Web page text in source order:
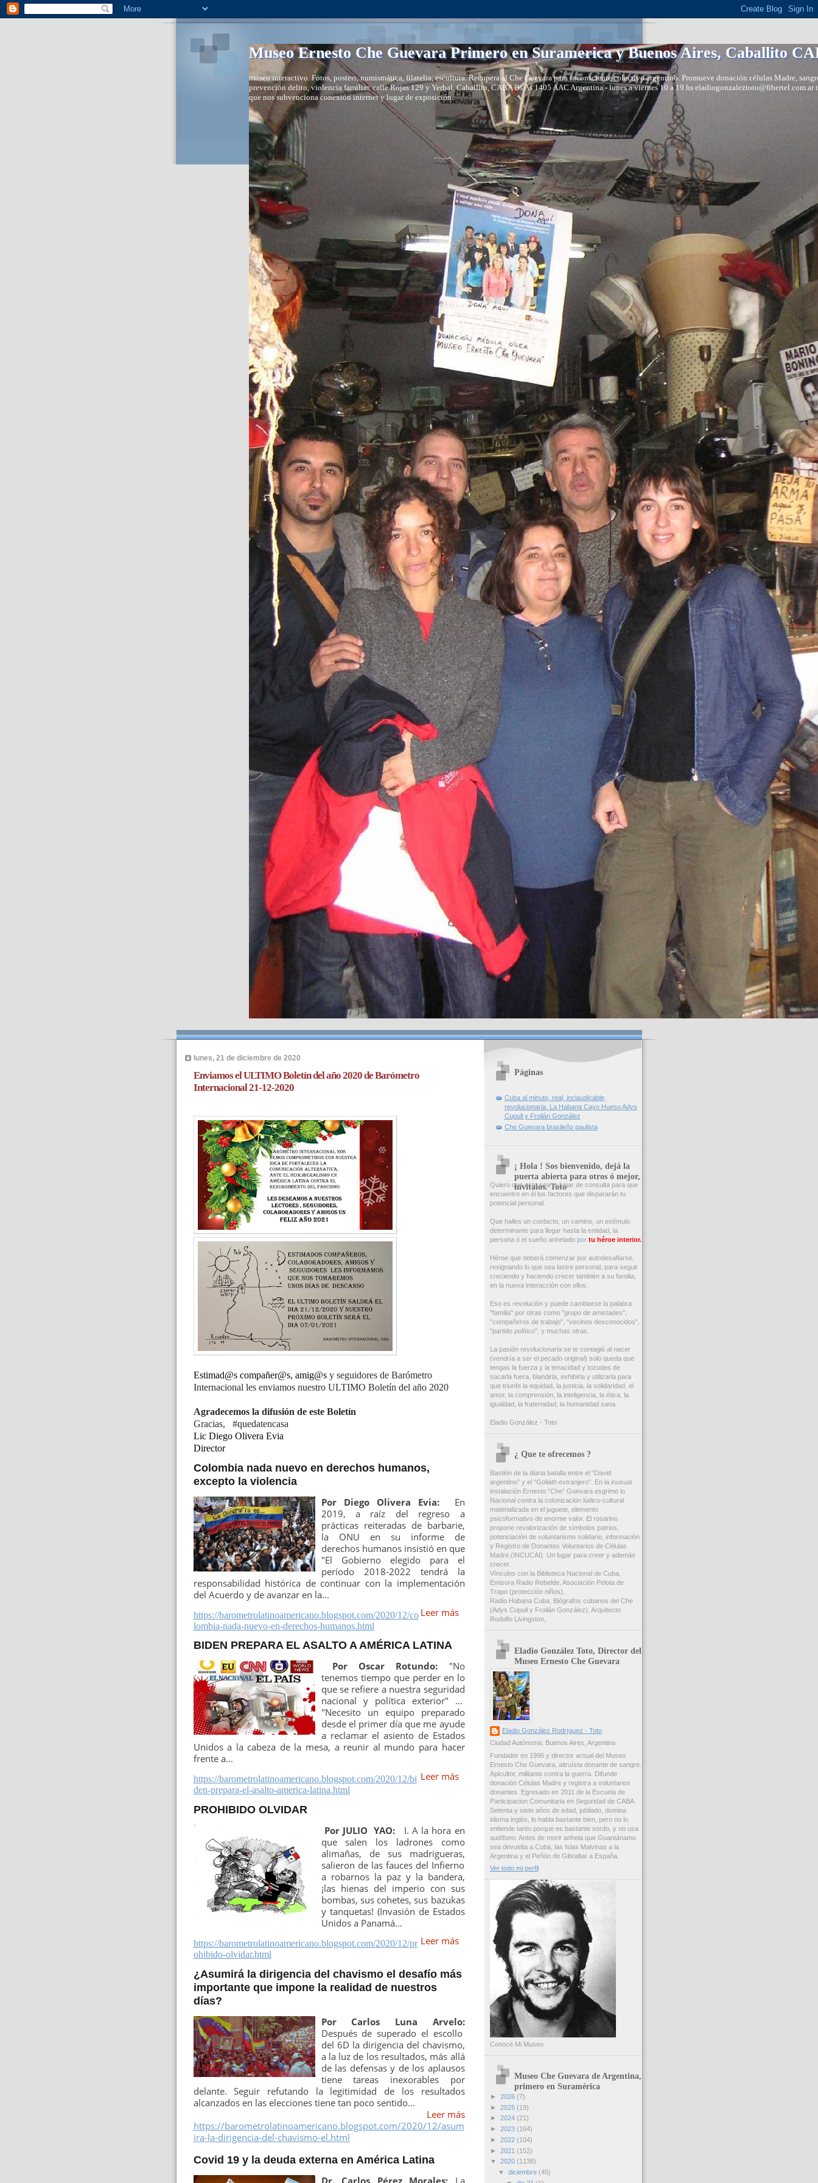
Museo Ernesto Che Guevara Primero en Suramerica y Buenos Aires, Caballito
museo interactivo. Fotos, posters, numismática, filatelia, escultura. Recupera al Che Guevara para inconsciente colectivo argentino. Promueve donación células Madre,
prevención delito, violencia familiar, calle Rojas 129 y Yerbal, Caballito, CABA Bs As 1405 AAC Argentina - lunes a viernes 10 a 19 hs eladiogonzaleztoto@fibertel.com.ar
que nos subvenciona conexión internet y lugar de exposición.
lunes, 21 de diciembre de 2020
Enviamos el ULTIMO Boletín del año 2020 de Barómetro
Internacional 21-12-2020
Estimad@s compañer@s, amig@s y seguidores de Barómetro
Internacional les enviamos nuestro ULTIMO Boletín del año 2020
Agradecemos la difusión de este Boletín
Gracias, #quedatencasa
Lic Diego Olivera Evia
Director
Colombia nada nuevo en derechos humanos,
excepto la violencia
Por Diego Olivera Evia: En
2019, a raíz del regreso a
prácticas reiteradas de barbarie,
la ONU en su informe de
derechos humanos insistió en que
"El Gobierno elegido para el
período 2018-2022 tendrá la
responsabilidad histórica de continuar con la implementación
del Acuerdo y de avanzar en la...
Leer más
https://barometrolatinoamericano.blogspot.com/2020/12/co
lombia-nada-nuevo-en-derechos-humanos.html
BIDEN PREPARA EL ASALTO A AMÉRICA LATINA
Por Oscar Rotundo: "No
tenemos tiempo que perder en lo
que se refiere a nuestra seguridad
nacional y política exterior" …
"Necesito un equipo preparado
desde el primer día que me ayude
a reclamar el asiento de Estados
Unidos a la cabeza de la mesa, a reunir al mundo para hacer
frente a...
Leer más
https://barometrolatinoamericano.blogspot.com/2020/12/bi
den-prepara-el-asalto-america-latina.html
PROHIBIDO OLVIDAR
Por JULIO YAO:
I. A la hora en
que salen los ladrones como
alimañas, de sus madrigueras,
salieron de las fauces del Infierno
a robarnos la paz y la bandera,
¡las hienas del imperio con sus
bombas, sus cohetes, sus bazukas
y tanquetas! (Invasión de Estados
Unidos a Panamá...
Leer más
https://barometrolatinoamericano.blogspot.com/2020/12/pr
ohibido-olvidar.html
¿Asumirá la dirigencia del chavismo el desafío más
importante que impone la realidad de nuestros
días?
Por Carlos Luna Arvelo:
Después de superado el escollo
del 6D la dirigencia del chavismo,
a la luz de los resultados, más allá
de las defensas y de los aplausos
tiene tareas inexorables por
delante. Seguir refutando la legitimidad de los resultados
alcanzados en las elecciones tiene tan poco sentido...
Leer más
https://barometrolatinoamericano.blogspot.com/2020/12/asum
ira-la-dirigencia-del-chavismo-el.html
Covid 19 y la deuda externa en América Latina
Dr. Carlos Pérez Morales: La
Páginas
Cuba al minuto, real, inclaudicable,
revolucionaria. La Habana Cayo Hueso Adys
Cupull y Froilán González
Che Guevara brasileño paulista
¡ Hola ! Sos bienvenido, dejá la
puerta abierta para otros ó mejor,
invitalos. Toto
Quiero que este sea tu lugar de consulta para que
encuentre en él los factores que dispararán tu
potencial personal.
Que halles un contacto, un camino, un estímulo
determinante para llegar hasta la entidad, la
persona ó el sueño anhelado por tu héroe interior.
Héroe que deberá comenzar por autodesafiarse,
resignando lo que sea lastre personal, para seguir
creciendo y haciendo crecer también a su familia,
en la nueva interacción con ellos.
Eso es revolución y puede cambiarse la palabra
"familia" por otras como "grupo de amistades",
"compañeros de trabajo", "vecinos desconocidos",
"partido político", y muchas otras.
La pasión revolucionaria se te contagió al nacer
(vendría a ser el pecado original) solo queda que
tengas la fuerza y la tenacidad y tozudes de
sacarla fuera, blandirla, exhibirla y utilizarla para
que triunfe la equidad, la justicia, la solidaridad, el
amor, la comprensión, la inteligencia, la ética, la
igualdad, la fraternidad, la humanidad sana.
Eladio González - Toto
¿ Que te ofrecemos ?
Bastión de la diaria batalla entre el “David
argentino” y el “Goliath extranjero”. En la inusual
instalación Ernesto “Che” Guevara esgrime lo
Nacional contra la colonización lúdico-cultural
materializada en el juguete, elemento
psicoformativo de enorme valor. El rosarino
propone revalorización de símbolos patrios,
potenciación de voluntarismo solidario, información
y Registro de Donantes Voluntarios de Células
Madre.(INCUCAI). Un lugar para creer y además
crecer.
Vínculos con la Biblioteca Nacional de Cuba,
Emisora Radio Rebelde, Asociación Pelota de
Trapo (protección niños),
Radio Habana Cuba, Biógrafos cubanos del Che
(Adys Cupull y Froilán González), Arquitecto
Rodolfo Livingston,
Eladio González Toto, Director del
Museo Ernesto Che Guevara
Eladio González Rodríguez - Toto
Ciudad Autónoma, Buenos Aires, Argentina
Fundador en 1996 y director actual del Museo
Ernesto Che Guevara, altruísta donante de sangre.
Apicultor, militante contra la guerra. Difunde
donación Células Madre y registra a voluntarios
donantes. Egresado en 2011 de la Escuela de
Participacion Comunitaria en Seguridad de CABA.
Setenta y siete años de edad, jubilado, domina
idioma inglés, lo habla bastante bien, pero no lo
entiende tanto porque es bastante sordo, y no usa
audífono. Antes de morir anhela que Guantánamo
sea devuelta a Cuba, las Islas Malvinas a la
Argentina y el Peñón de Gibraltar a España.
Ver todo mi perfil
Conocé Mi Museo
Museo Che Guevara de Argentina,
primero en Suramérica
► 2026 (7)
► 2025 (19)
► 2024 (21)
► 2023 (164)
► 2022 (104)
► 2021 (152)
▼ 2020 (1138)
▼ diciembre (45)